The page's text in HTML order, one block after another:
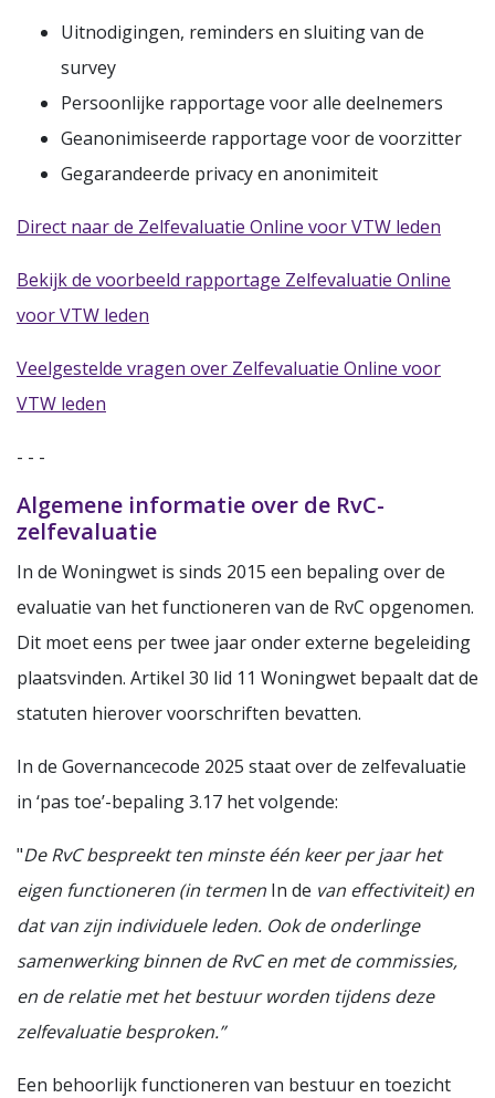
Uitnodigingen, reminders en sluiting van de
survey
Persoonlijke rapportage voor alle deelnemers
Geanonimiseerde rapportage voor de voorzitter
Gegarandeerde privacy en anonimiteit
Direct naar de Zelfevaluatie Online voor VTW leden
Bekijk de voorbeeld rapportage Zelfevaluatie Online
voor VTW leden
Veelgestelde vragen over Zelfevaluatie Online voor
VTW leden
- - -
Algemene informatie over de RvC-
zelfevaluatie
In de Woningwet is sinds 2015 een bepaling over de
evaluatie van het functioneren van de RvC opgenomen.
Dit moet eens per twee jaar onder externe begeleiding
plaatsvinden. Artikel 30 lid 11 Woningwet bepaalt dat de
statuten hierover voorschriften bevatten.
In de Governancecode 2025 staat over de zelfevaluatie
in ‘pas toe’-bepaling 3.17 het volgende:
"De RvC bespreekt ten minste één keer per jaar het
eigen functioneren (in termen In de van effectiviteit) en
dat van zijn individuele leden. Ook de onderlinge
samenwerking binnen de RvC en met de commissies,
en de relatie met het bestuur worden tijdens deze
zelfevaluatie besproken.”
Een behoorlijk functioneren van bestuur en toezicht